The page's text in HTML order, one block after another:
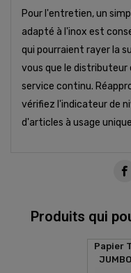
Pour l'entretien, un
adapté à l'inox est
qui pourraient rayer la
vous que le distributeur
service continu.
vérifiez l'indicateur de
d'articles à usage
Produits qui
Papier